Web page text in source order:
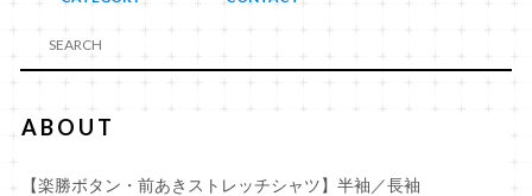
ABOUT
【楽勝ボタン・前あきストレッチシャツ】半袖／長袖